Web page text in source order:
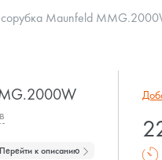
Maunfeld
Перейти к описанию